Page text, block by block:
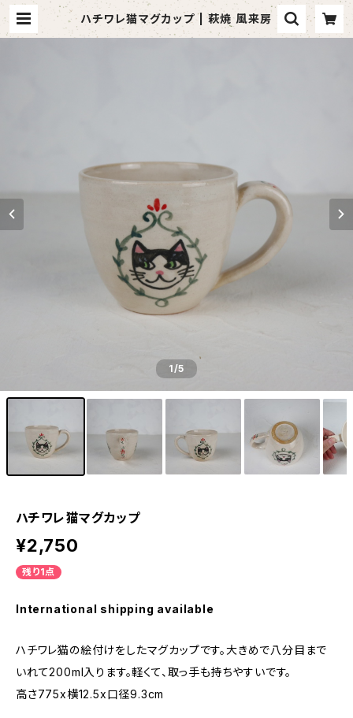
ハチワレ猫マグカップ | 萩焼 風来房
1/5
ハチワレ猫マグカップ
¥2,750
残り1点
International shipping available
ハチワレ猫の絵付けをしたマグカップです。大きめで八分目まで
いれて200ml入ります。軽くて、取っ手も持ちやすいです。
高さ775x横12.5x口径9.3cm